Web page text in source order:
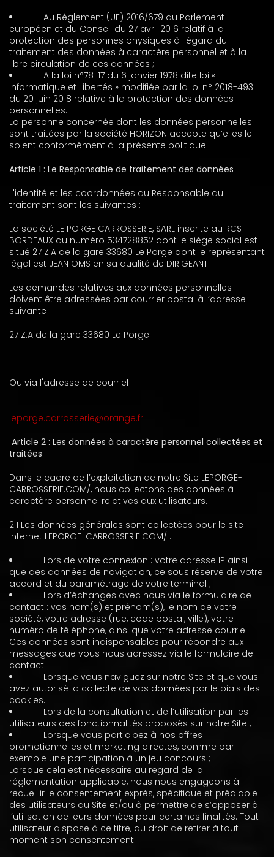
Au Règlement (UE) 2016/679 du Parlement
européen et du Conseil du 27 avril 2016 relatif à la
protection des personnes physiques à l'égard du
traitement des données à caractère personnel et à la
libre circulation de ces données ;
A la loi n°78-17 du 6 janvier 1978 dite loi «
Informatique et Libertés » modifiée par la loi n° 2018-493
du 20 juin 2018 relative à la protection des données
personnelles.
La personne concernée dont les données personnelles
sont traitées par la société HORIZON accepte qu’elles le
soient conformément à la présente politique.
Article 1 : Le Responsable de traitement des données
L'identité et les coordonnées du Responsable du
traitement sont les suivantes :
La société LE PORGE CARROSSERIE, SARL inscrite au RCS
BORDEAUX au numéro 534728852 dont le siège social est
situé 27 Z.A de la gare 33680 Le Porge dont le représentant
légal est JEAN OMS en sa qualité de DIRIGEANT.
Les demandes relatives aux données personnelles
doivent être adressées par courrier postal à l’adresse
suivante :
27 Z.A de la gare 33680 Le Porge
Ou via l'adresse de courriel
leporge.carrosserie@orange.fr
Article 2 : Les données à caractère personnel collectées et
traitées
Dans le cadre de l’exploitation de notre Site LEPORGE-
CARROSSERIE.COM/, nous collectons des données à
caractère personnel relatives aux utilisateurs.
2.1 Les données générales sont collectées pour le site
internet LEPORGE-CARROSSERIE.COM/ :
Lors de votre connexion : votre adresse IP ainsi
que des données de navigation, ce sous réserve de votre
accord et du paramétrage de votre terminal ;
Lors d’échanges avec nous via le formulaire de
contact : vos nom(s) et prénom(s), le nom de votre
société, votre adresse (rue, code postal, ville), votre
numéro de téléphone, ainsi que votre adresse courriel.
Ces données sont indispensables pour répondre aux
messages que vous nous adressez via le formulaire de
contact.
Lorsque vous naviguez sur notre Site et que vous
avez autorisé la collecte de vos données par le biais des
cookies.
Lors de la consultation et de l’utilisation par les
utilisateurs des fonctionnalités proposés sur notre Site ;
Lorsque vous participez à nos offres
promotionnelles et marketing directes, comme par
exemple une participation à un jeu concours ;
Lorsque cela est nécessaire au regard de la
réglementation applicable, nous nous engageons à
recueillir le consentement exprès, spécifique et préalable
des utilisateurs du Site et/ou à permettre de s’opposer à
l’utilisation de leurs données pour certaines finalités. Tout
utilisateur dispose à ce titre, du droit de retirer à tout
moment son consentement.